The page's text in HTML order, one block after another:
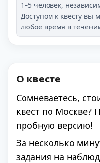
1–5 человек,
Доступом к квесту вы
любое время в
О квесте
Сомневаетесь,
квест по Москве?
пробную версию!
За несколько
задания на